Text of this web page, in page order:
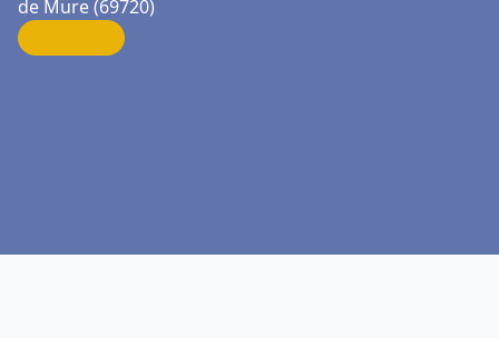
de Mure (69720)